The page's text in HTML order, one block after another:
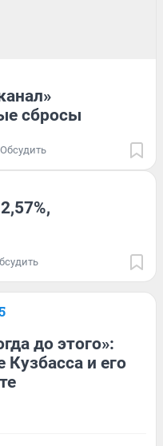
сбросы
Обсудить
до этого»:
Кузбасса и его